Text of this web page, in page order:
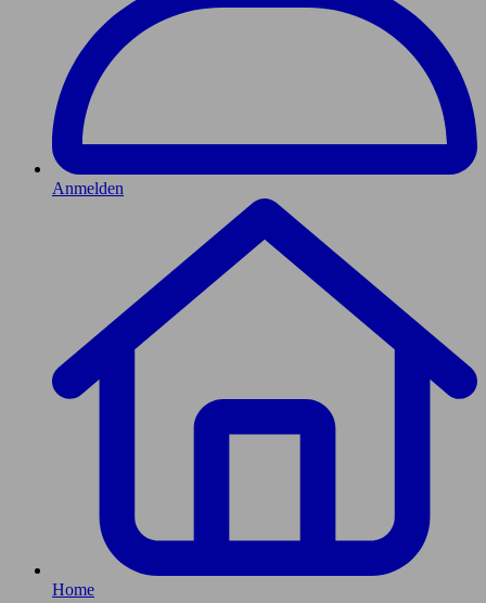
Anmelden
Home